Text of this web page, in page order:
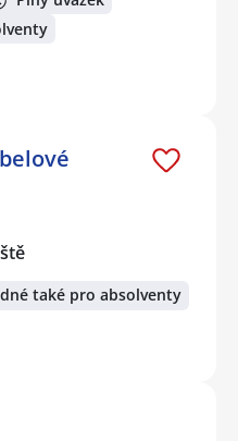
také pro absolventy